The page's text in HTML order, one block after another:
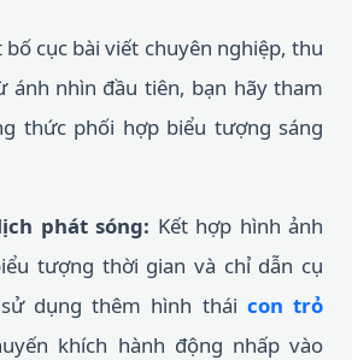
cục bài viết chuyên nghiệp, thu
ánh nhìn đầu tiên, bạn hãy tham
thức phối hợp biểu tượng sáng
phát sóng: Kết hợp hình ảnh
tượng thời gian và chỉ dẫn cụ
dụng thêm hình thái con trỏ
khích hành động nhấp vào